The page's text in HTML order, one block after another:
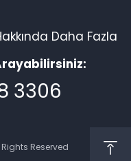
Daha Fazla
3306
Reserved